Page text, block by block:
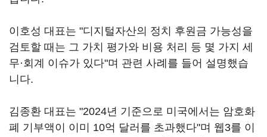
이호성 대표는 "디지털자산의 정치 후원금 가능성을
검토할 때는 그 가치 평가와 비용 처리 등 몇 가지 세
무·회계 이슈가 있다"며 관련 사례를 들어 설명했습
니다.
김종환 대표는 "2024년 기준으로 미국에서는 암호화
폐 기부액이 이미 10억 달러를 초과했다"며 웹3를 이